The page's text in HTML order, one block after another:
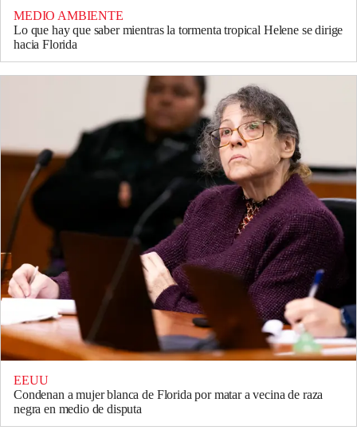
MEDIO AMBIENTE
Lo que hay que saber mientras la tormenta tropical Helene se dirige
hacia Florida
EEUU
Condenan a mujer blanca de Florida por matar a vecina de raza
negra en medio de disputa